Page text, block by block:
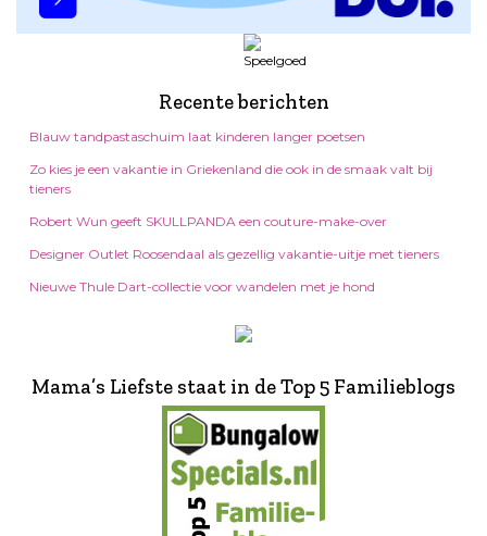
Recente berichten
Blauw tandpastaschuim laat kinderen langer poetsen
Zo kies je een vakantie in Griekenland die ook in de smaak valt bij
tieners
Robert Wun geeft SKULLPANDA een couture-make-over
Designer Outlet Roosendaal als gezellig vakantie-uitje met tieners
Nieuwe Thule Dart-collectie voor wandelen met je hond
Mama’s Liefste staat in de Top 5 Familieblogs